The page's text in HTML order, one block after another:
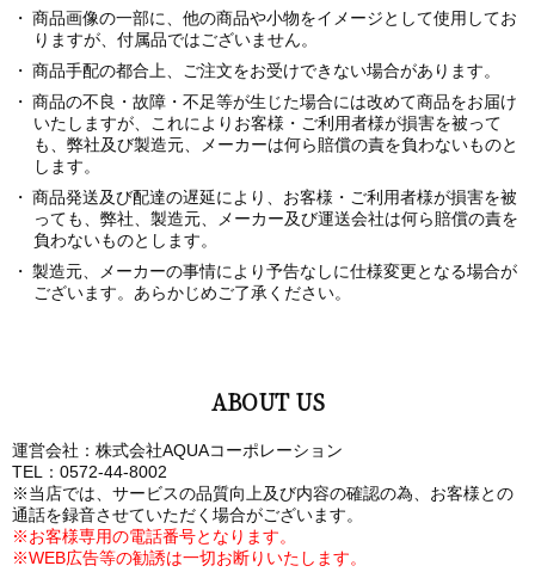
商品画像の一部に、他の商品や小物をイメージとして使用してお
りますが、付属品ではございません。
商品手配の都合上、ご注文をお受けできない場合があります。
商品の不良・故障・不足等が生じた場合には改めて商品をお届け
いたしますが、これによりお客様・ご利用者様が損害を被って
も、弊社及び製造元、メーカーは何ら賠償の責を負わないものと
します。
商品発送及び配達の遅延により、お客様・ご利用者様が損害を被
っても、弊社、製造元、メーカー及び運送会社は何ら賠償の責を
負わないものとします。
製造元、メーカーの事情により予告なしに仕様変更となる場合が
ございます。あらかじめご了承ください。
ABOUT US
運営会社：株式会社AQUAコーポレーション
TEL：0572-44-8002
※当店では、サービスの品質向上及び内容の確認の為、お客様との
通話を録音させていただく場合がございます。
※お客様専用の電話番号となります。
※WEB広告等の勧誘は一切お断りいたします。